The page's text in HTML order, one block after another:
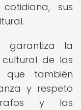
sus
garantiza la
de las
que también
y respeto
y las